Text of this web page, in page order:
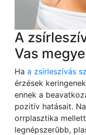
A
Vas megye
Ha a zsírleszívás
érzések
ennek a
pozitív hatásait.
orrplasztika
legnépszerûbb,